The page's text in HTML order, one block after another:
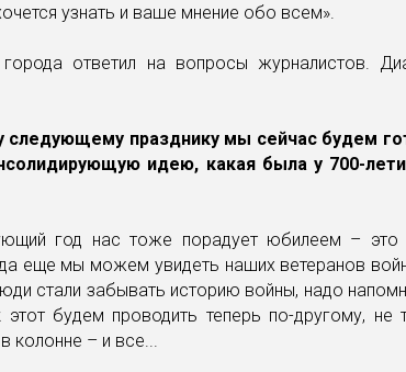
узнать и ваше мнение обо всем».
ответил на вопросы журналистов.
следующему празднику мы сейчас будем
идею, какая была у 700-
год нас тоже порадует юбилеем – это
еще мы можем увидеть наших ветеранов
стали забывать историю войны, надо
этот будем проводить теперь по-другому,
колонне – и все...